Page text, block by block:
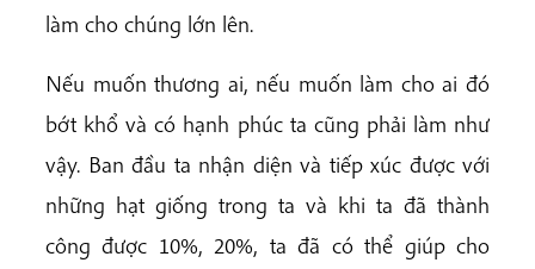
làm cho chúng lớn lên.
Nếu muốn thương ai, nếu muốn làm cho ai đó
bớt khổ và có hạnh phúc ta cũng phải làm như
vậy. Ban đầu ta nhận diện và tiếp xúc được với
những hạt giống trong ta và khi ta đã thành
công được 10%, 20%, ta đã có thể giúp cho